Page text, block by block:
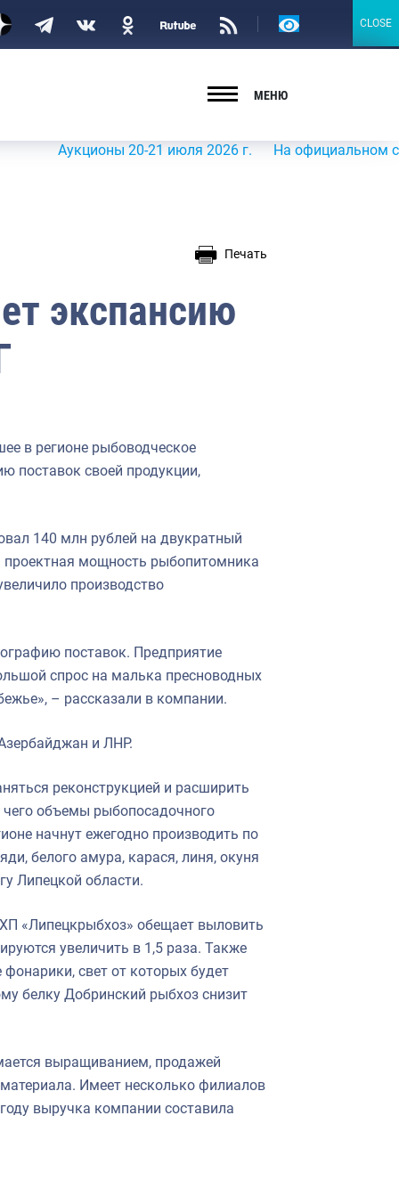
Версия
МЕНЮ
Аукционы 20-21 июля 2026 г. На официальном сайте
Печать
экспансию
в регионе рыбоводческое
поставок своей продукции,
140 млн рублей на двукратный
проектная мощность рыбопитомника
производство
поставок. Предприятие
спрос на малька пресноводных
– рассказали в компании.
и ЛНР.
реконструкцией и расширить
объемы рыбопосадочного
начнут ежегодно производить по
белого амура, карася, линя, окуня
Липецкой области.
«Липецкрыбхоз» обещает выловить
увеличить в 1,5 раза. Также
свет от которых будет
белку Добринский рыбхоз снизит
выращиванием, продажей
Имеет несколько филиалов
выручка компании составила
CLOSE
CLOSE